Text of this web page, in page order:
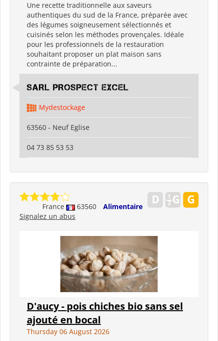
Une recette traditionnelle aux saveurs
authentiques du sud de la France, préparée avec
des légumes soigneusement sélectionnés et
cuisinés selon les méthodes provençales. Idéale
pour les professionnels de la restauration
souhaitant proposer un plat maison sans
contrainte de préparation...
SARL PROSPECT EXCEL
Mydestockage
63560 - Neuf Eglise
04 73 85 53 53
France 63560
Alimentaire
Signalez un abus
D'aucy - pois chiches bio sans sel
ajouté en bocal
Thursday 06 August 2026